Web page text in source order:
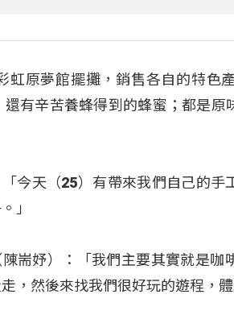
虹原夢館擺攤，銷售各自的特色
有辛苦養蜂得到的蜂蜜；都是原
今天（25）有帶來我們自己的手
」
耑妤）：「我們主要其實就是咖
，然後來找我們很好玩的遊程，體